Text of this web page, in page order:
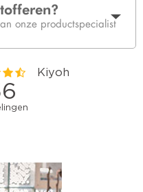
onze productspecialist